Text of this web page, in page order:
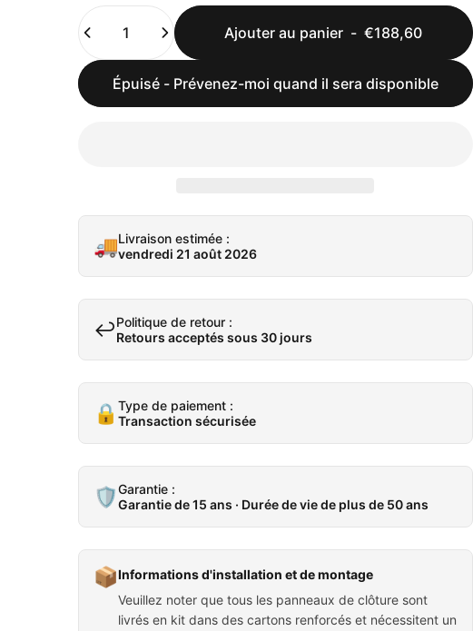
Ajouter au panier -€188,60
Épuisé - Prévenez-moi quand il sera disponible
🚚Livraison estimée :
vendredi 21 août 2026
↩️Politique de retour :
Retours acceptés sous 30 jours
🔒 Type de paiement :
Transaction sécurisée
🛡️Garantie :
Garantie de 15 ans · Durée de vie de plus de 50 ans
📦Informations d'installation et de montage
Veuillez noter que tous les panneaux de clôture sont
livrés en kit dans des cartons renforcés et nécessitent un